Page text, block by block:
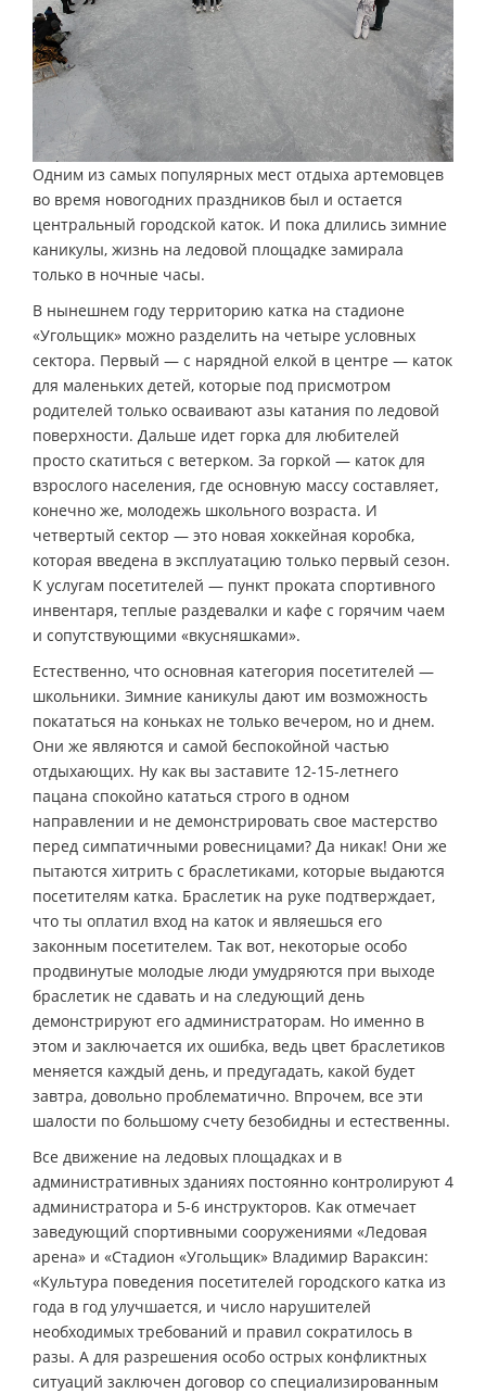
Одним из самых популярных мест отдыха артемовцев
во время новогодних праздников был и остается
центральный городской каток. И пока длились зимние
каникулы, жизнь на ледовой площадке замирала
только в ночные часы.
В нынешнем году территорию катка на стадионе
«Угольщик» можно разделить на четыре условных
сектора. Первый — с нарядной елкой в центре — каток
для маленьких детей, которые под присмотром
родителей только осваивают азы катания по ледовой
поверхности. Дальше идет горка для любителей
просто скатиться с ветерком. За горкой — каток для
взрослого населения, где основную массу составляет,
конечно же, молодежь школьного возраста. И
четвертый сектор — это новая хоккейная коробка,
которая введена в эксплуатацию только первый сезон.
К услугам посетителей — пункт проката спортивного
инвентаря, теплые раздевалки и кафе с горячим чаем
и сопутствующими «вкусняшками».
Естественно, что основная категория посетителей —
школьники. Зимние каникулы дают им возможность
покататься на коньках не только вечером, но и днем.
Они же являются и самой беспокойной частью
отдыхающих. Ну как вы заставите 12-15-летнего
пацана спокойно кататься строго в одном
направлении и не демонстрировать свое мастерство
перед симпатичными ровесницами? Да никак! Они же
пытаются хитрить с браслетиками, которые выдаются
посетителям катка. Браслетик на руке подтверждает,
что ты оплатил вход на каток и являешься его
законным посетителем. Так вот, некоторые особо
продвинутые молодые люди умудряются при выходе
браслетик не сдавать и на следующий день
демонстрируют его администраторам. Но именно в
этом и заключается их ошибка, ведь цвет браслетиков
меняется каждый день, и предугадать, какой будет
завтра, довольно проблематично. Впрочем, все эти
шалости по большому счету безобидны и естественны.
Все движение на ледовых площадках и в
административных зданиях постоянно контролируют 4
администратора и 5-6 инструкторов. Как отмечает
заведующий спортивными сооружениями «Ледовая
арена» и «Стадион «Угольщик» Владимир Вараксин:
«Культура поведения посетителей городского катка из
года в год улучшается, и число нарушителей
необходимых требований и правил сократилось в
разы. А для разрешения особо острых конфликтных
ситуаций заключен договор со специализированным